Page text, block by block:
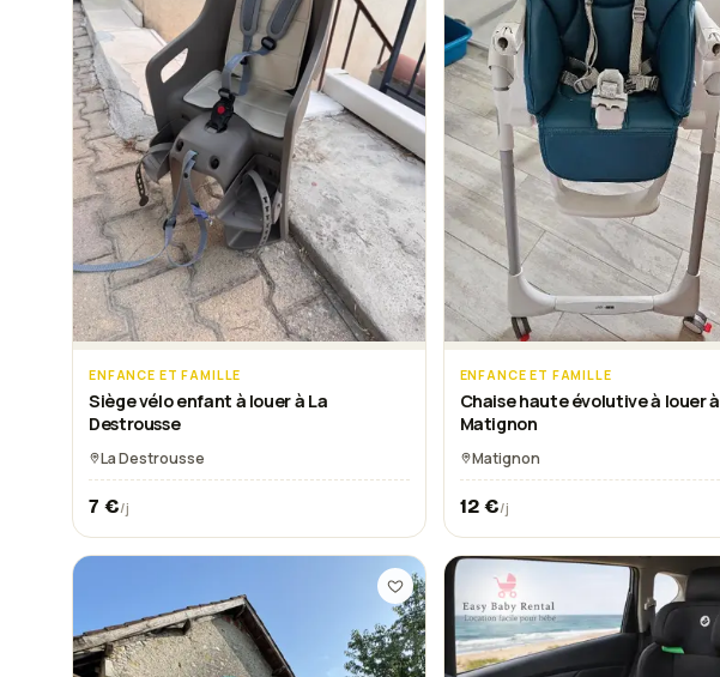
ENFANCE ET FAMILLE
Siège vélo enfant à louer à La
Destrousse
La Destrousse
7 €/j
ENFANCE ET FAMILLE
Chaise haute évolutive à louer à
Matignon
Matignon
12€/j